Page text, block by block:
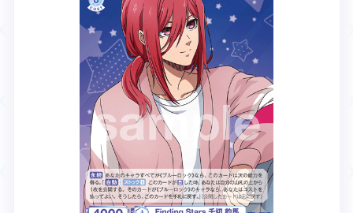
Event
イベント
Card List
カードリスト
Rule / Q&A
ルール/Q&A
Deck Recipe
デッキレシピ